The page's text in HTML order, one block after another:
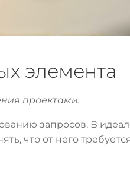
элемента
проектами.
запросов. В
что от него